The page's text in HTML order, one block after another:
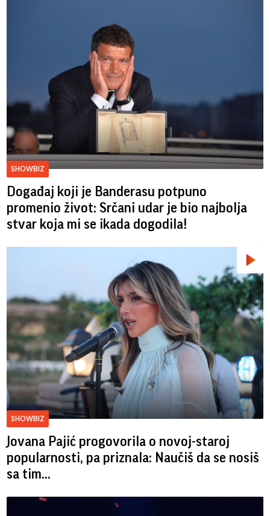
SHOWBIZ
Događaj koji je Banderasu potpuno
promenio život: Srčani udar je bio najbolja
stvar koja mi se ikada dogodila!
SHOWBIZ
Jovana Pajić progovorila o novoj-staroj
popularnosti, pa priznala: Naučiš da se nosiš
sa tim...